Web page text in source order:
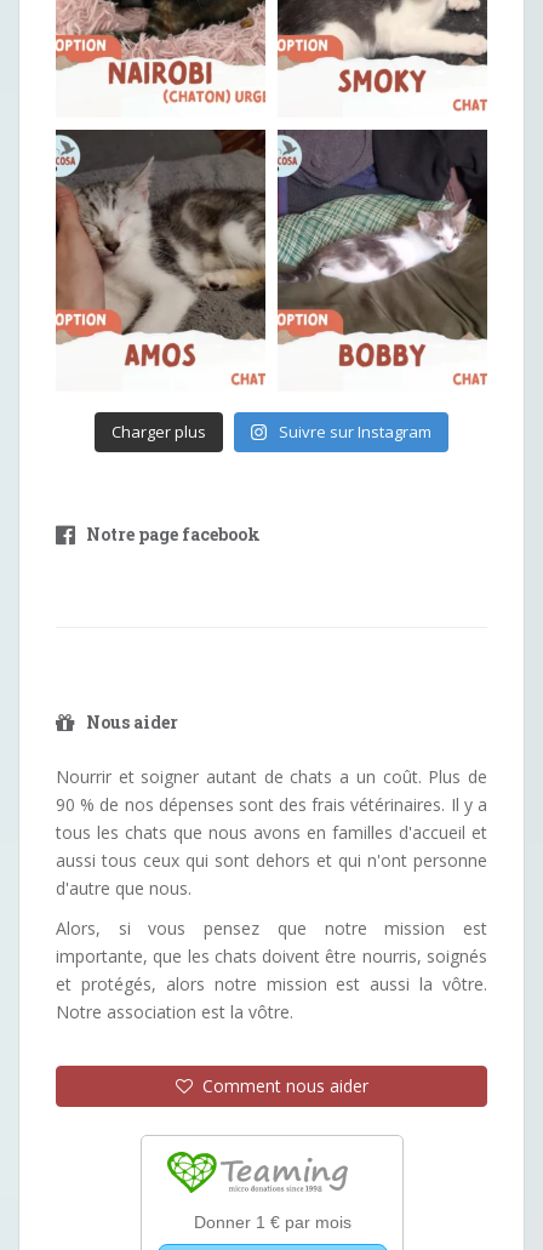
Charger plus Suivre sur Instagram
Notre page facebook
Nous aider
Nourrir et soigner autant de chats a un coût. Plus de
90 % de nos dépenses sont des frais vétérinaires. Il y a
tous les chats que nous avons en familles d'accueil et
aussi tous ceux qui sont dehors et qui n'ont personne
d'autre que nous.
Alors, si vous pensez que notre mission est
importante, que les chats doivent être nourris, soignés
et protégés, alors notre mission est aussi la vôtre.
Notre association est la vôtre.
Comment nous aider